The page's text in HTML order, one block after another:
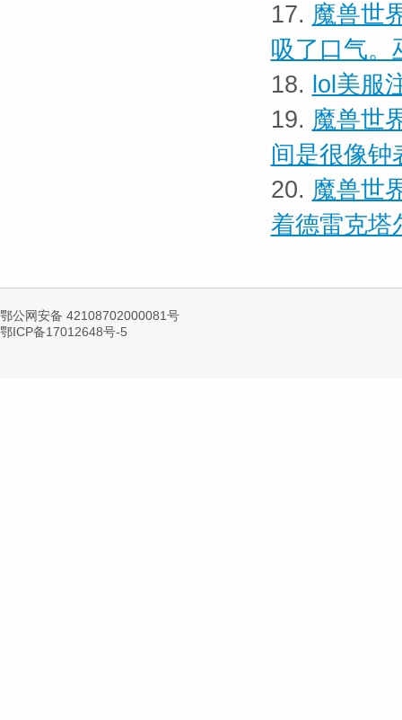
17. 魔兽世
吸了口气。
18. lol美服
19. 魔兽世
间是很像钟
20. 魔兽世
着德雷克塔
鄂公网安备 42108702000081号
鄂ICP备17012648号-5